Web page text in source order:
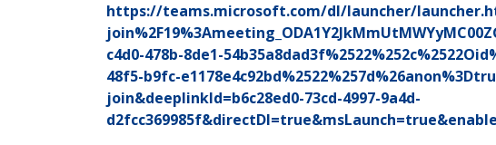
https://teams.microsoft.com/dl/launcher/
c4d0-478b-8de1-
48f5-b9fc-
join&deeplinkId=b6c28ed0-73cd-4997-9a4d-